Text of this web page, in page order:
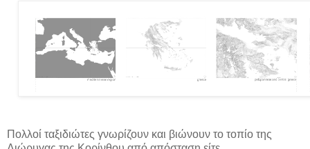
Πολλοί ταξιδιώτες γνωρίζουν και βιώνουν το τοπίο της